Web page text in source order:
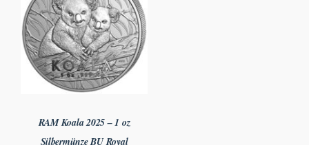
RAM Koala 2025 – 1 oz
Silbermünze BU Royal